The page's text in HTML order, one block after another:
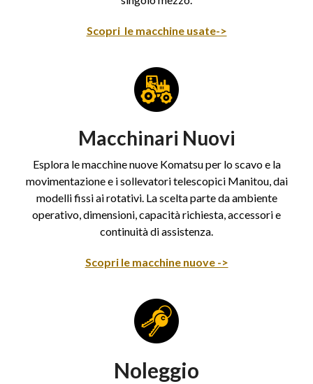
Scopri le macchine usate->
Macchinari Nuovi
Esplora le macchine nuove Komatsu per lo scavo e la
movimentazione e i sollevatori telescopici Manitou, dai
modelli fissi ai rotativi. La scelta parte da ambiente
operativo, dimensioni, capacità richiesta, accessori e
continuità di assistenza.
Scopri le macchine nuove ->
Noleggio